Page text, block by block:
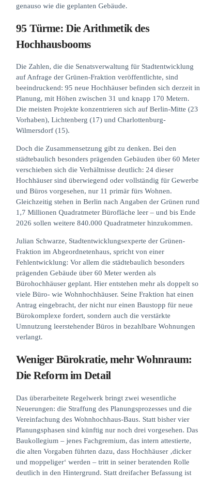
genauso wie die geplanten Gebäude.
95 Türme: Die Arithmetik des
Hochhausbooms
Die Zahlen, die die Senatsverwaltung für Stadtentwicklung
auf Anfrage der Grünen-Fraktion veröffentlichte, sind
beeindruckend: 95 neue Hochhäuser befinden sich derzeit in
Planung, mit Höhen zwischen 31 und knapp 170 Metern.
Die meisten Projekte konzentrieren sich auf Berlin-Mitte (23
Vorhaben), Lichtenberg (17) und Charlottenburg-
Wilmersdorf (15).
Doch die Zusammensetzung gibt zu denken. Bei den
städtebaulich besonders prägenden Gebäuden über 60 Meter
verschieben sich die Verhältnisse deutlich: 24 dieser
Hochhäuser sind überwiegend oder vollständig für Gewerbe
und Büros vorgesehen, nur 11 primär fürs Wohnen.
Gleichzeitig stehen in Berlin nach Angaben der Grünen rund
1,7 Millionen Quadratmeter Bürofläche leer – und bis Ende
2026 sollen weitere 840.000 Quadratmeter hinzukommen.
Julian Schwarze, Stadtentwicklungsexperte der Grünen-
Fraktion im Abgeordnetenhaus, spricht von einer
Fehlentwicklung: Vor allem die städtebaulich besonders
prägenden Gebäude über 60 Meter werden als
Bürohochhäuser geplant. Hier entstehen mehr als doppelt so
viele Büro- wie Wohnhochhäuser. Seine Fraktion hat einen
Antrag eingebracht, der nicht nur einen Baustopp für neue
Bürokomplexe fordert, sondern auch die verstärkte
Umnutzung leerstehender Büros in bezahlbare Wohnungen
verlangt.
Weniger Bürokratie, mehr Wohnraum:
Die Reform im Detail
Das überarbeitete Regelwerk bringt zwei wesentliche
Neuerungen: die Straffung des Planungsprozesses und die
Vereinfachung des Wohnhochhaus-Baus. Statt bisher vier
Planungsphasen sind künftig nur noch drei vorgesehen. Das
Baukollegium – jenes Fachgremium, das intern attestierte,
die alten Vorgaben führten dazu, dass Hochhäuser ‚dicker
und moppeliger‘ werden – tritt in seiner beratenden Rolle
deutlich in den Hintergrund. Statt dreifacher Befassung ist